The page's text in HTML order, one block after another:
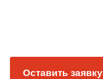
Оставить заявку